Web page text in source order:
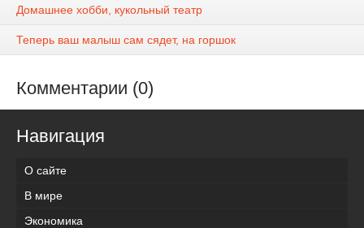
Домашнее хобби, кукольный театр
Теперь ваш малыш сам сядет, на горшок
Комментарии (0)
Навигация
О сайте
В мире
Экономика